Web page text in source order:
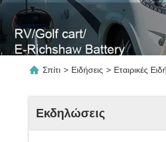
Σπίτι > Ειδήσεις > Εταιρικές
Εκδηλώσεις